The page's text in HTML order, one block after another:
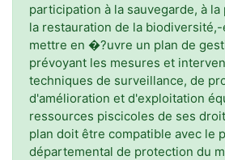
participation à la sauvegarde, à
la restauration de la
mettre en �?uvre un plan de
prévoyant les mesures et
techniques de surveillance, de
d'amélioration et d'exploitation
ressources piscicoles de ses
plan doit être compatible avec le
départemental de protection du